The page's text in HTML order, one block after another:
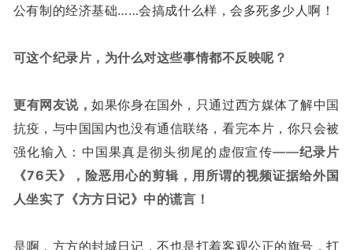
公有制的经济基础……会搞成什么样，会多死多少人啊！
可这个纪录片，为什么对这些事情都不反映呢？
更有网友说，如果你身在国外，只通过西方媒体了解中国
抗疫，与中国国内也没有通信联络，看完本片，你只会被
强化输入：中国果真是彻头彻尾的虚假宣传——纪录片
《76天》，险恶用心的剪辑，用所谓的视频证据给外国
人坐实了《方方日记》中的谎言！
是啊，方方的封城日记，不也是打着客观公正的旗号，打